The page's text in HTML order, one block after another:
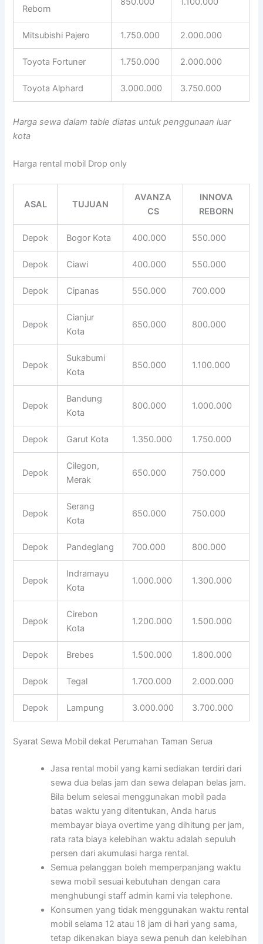
Reborn
Mitsubishi Pajero 1.750.000 2.000.000
Toyota Fortuner 1.750.000 2.000.000
Toyota Alphard 3.000.000 3.750.000
Harga sewa dalam table diatas untuk penggunaan luar
kota
Harga rental mobil Drop only
ASAL TUJUAN
AVANZA
CS
INNOVA
REBORN
Depok Bogor Kota 400.000 550.000
Depok Ciawi 400.000 550.000
Depok Cipanas 550.000 700.000
Depok
Cianjur
Kota
650.000 800.000
Depok
Sukabumi
Kota
850.000 1.100.000
Depok
Bandung
Kota
800.000 1.000.000
Depok Garut Kota 1.350.000 1.750.000
Depok
Cilegon,
Merak
650.000 750.000
Depok
Serang
Kota
650.000 750.000
Depok Pandeglang 700.000 800.000
Depok
Indramayu
Kota
1.000.000 1.300.000
Depok
Cirebon
Kota
1.200.000 1.500.000
Depok Brebes 1.500.000 1.800.000
Depok Tegal 1.700.000 2.000.000
Depok Lampung 3.000.000 3.700.000
Syarat Sewa Mobil dekat Perumahan Taman Serua
Jasa rental mobil yang kami sediakan terdiri dari
sewa dua belas jam dan sewa delapan belas jam.
Bila belum selesai menggunakan mobil pada
batas waktu yang ditentukan, Anda harus
membayar biaya overtime yang dihitung per jam,
rata rata biaya kelebihan waktu adalah sepuluh
persen dari akumulasi harga rental.
Semua pelanggan boleh memperpanjang waktu
sewa mobil sesuai kebutuhan dengan cara
menghubungi staff admin kami via telephone.
Konsumen yang tidak menggunakan waktu rental
mobil selama 12 atau 18 jam di hari yang sama,
tetap dikenakan biaya sewa penuh dan kelebihan